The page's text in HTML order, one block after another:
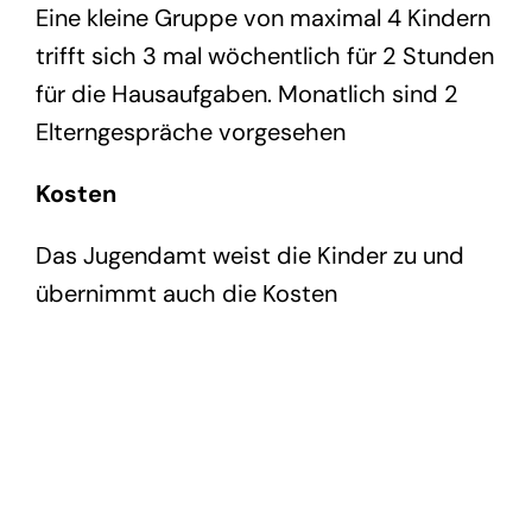
Eine kleine Gruppe von maximal 4 Kindern
trifft sich 3 mal wöchentlich für 2 Stunden
für die Hausaufgaben. Monatlich sind 2
Elterngespräche vorgesehen
Kosten
Das Jugendamt weist die Kinder zu und
übernimmt auch die Kosten